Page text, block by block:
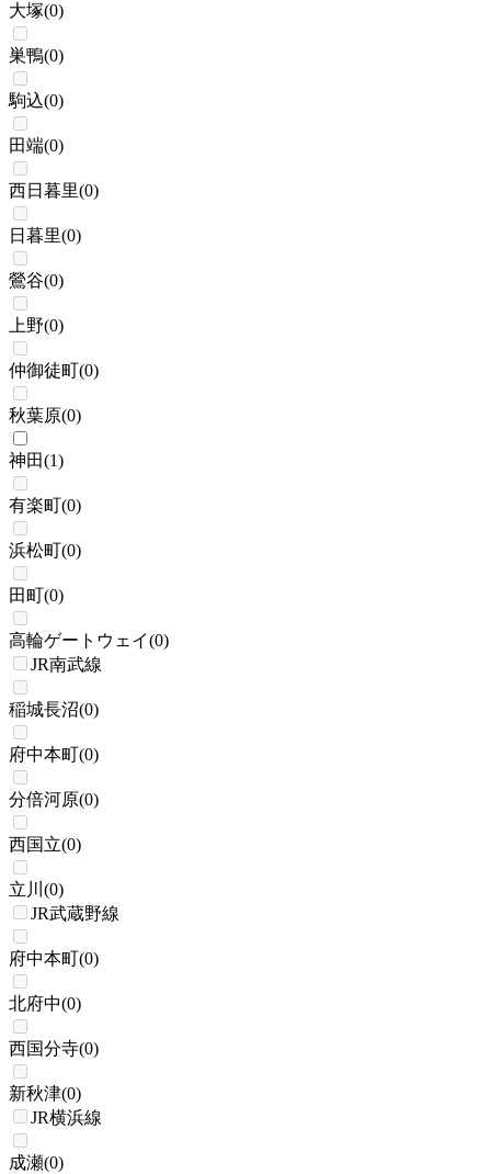
大塚(0)
巣鴨(0)
駒込(0)
田端(0)
西日暮里(0)
日暮里(0)
鶯谷(0)
上野(0)
仲御徒町(0)
秋葉原(0)
神田(1)
有楽町(0)
浜松町(0)
田町(0)
高輪ゲートウェイ(0)
JR南武線
稲城長沼(0)
府中本町(0)
分倍河原(0)
西国立(0)
立川 (0)
JR武蔵野線
府中本町(0)
北府中(0)
西国分寺(0)
新秋津(0)
JR横浜線
成瀬(0)